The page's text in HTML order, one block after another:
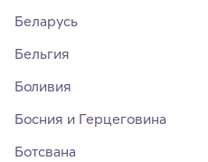
Беларусь
Бельгия
Боливия
Босния и Герцеговина
Ботсвана